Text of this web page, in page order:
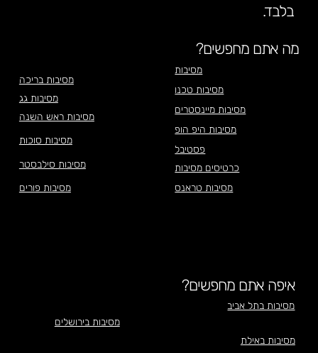
מסיבות בריכה
מסיבות גג
מסיבות ראש השנה
מסיבות סוכות
מסיבות סילבסטר
מסיבות פורים
מה אתם מחפשים?
מסיבות
מסיבות טכנו
מסיבות טראנס
מסיבות מיינסטרים
מסיבות היפ הופ
פסטיבל
כרטיסים מסיבות
איפה אתם מחפשים?
מסיבות בתל אביב
מסיבות בירושלים
מסיבות באילת
בלבד.